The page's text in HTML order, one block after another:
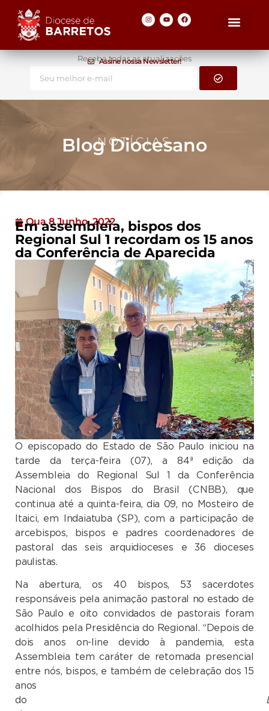
Assine nossa Newsletter!
Receba todas as atualizações
NOTÍCIAS
Blog Diocesano
Qua 8 Junho, 2022
Em assembleia, bispos dos
Regional Sul 1 recordam os 15 anos
da Conferência de Aparecida
O episcopado do Estado de São Paulo iniciou na
tarde da terça-feira (07), a 84ª edição da
Assembleia do Regional Sul 1 da Conferência
Nacional dos Bispos do Brasil (CNBB), que
continua até a quinta-feira, dia 09, no Mosteiro de
Itaici, em Indaiatuba (SP), com a participação de
arcebispos, bispos e padres coordenadores de
pastoral das seis arquidioceses e 36 dioceses
paulistas.
Na abertura, os 40 bispos, 53 sacerdotes
responsáveis pela animação pastoral no estado de
São Paulo e oito convidados de pastorais foram
acolhidos pela Presidência do Regional. “Depois de
dois anos on-line devido à pandemia, esta
Assembleia tem caráter de retomada presencial
entre nós, bispos, e também de celebração dos 15
anos
do